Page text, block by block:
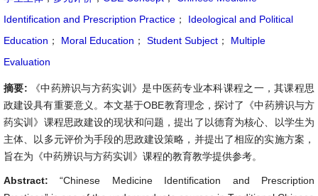
Identification and Prescription Practice ；
Ideological and Political
Education ； Moral Education ； Student Subject ；
Multiple
Evaluation
摘要:
《中药辨识与方药实训》是中医药专业本科课程之一，其课程思
政建设具有重要意义。本文基于OBE教育理念，探讨了《中药辨识与方
药实训》课程思政建设的现状和问题，提出了以德育为核心、以学生为
主体、以多元评价为手段的思政建设策略，并提出了相应的实施方案，
旨在为《中药辨识与方药实训》课程的教育教学提供参考。
Abstract:“Chinese Medicine Identification and Prescription